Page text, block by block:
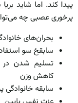
پیدا کند. اما شاید
پرخوری عصبی چه
بحران‌های
سابقخ سو
تسلیم شدن در
کاهش وزن
سابقه خانوادگی